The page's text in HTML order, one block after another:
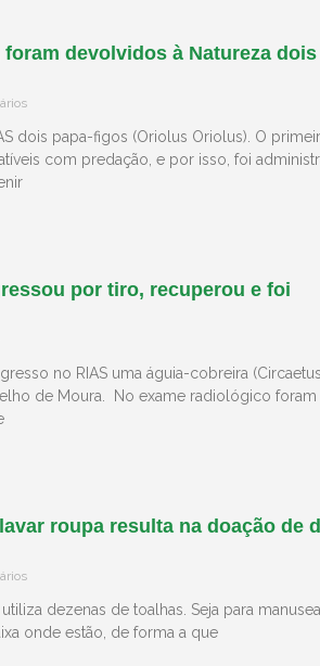
devolvidos à Natureza
dois papa-figos (Oriolus Oriolus). O
com predação, e por isso, foi
por tiro, recuperou e foi
no RIAS uma águia-cobreira (Circaetus
de Moura. No exame radiológico foram
roupa resulta na doação de
dezenas de toalhas. Seja para
onde estão, de forma a que